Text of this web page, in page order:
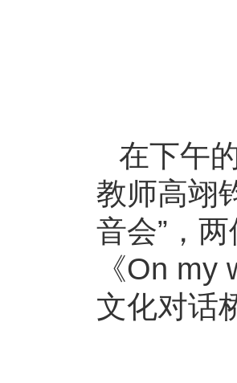
在下午
教师高翊
音会”，
《On
文化对话